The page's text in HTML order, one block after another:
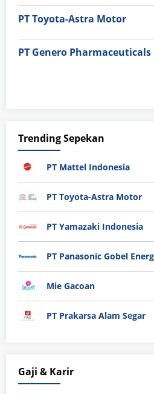
PT Toyota-Astra Motor
PT Genero Pharmaceuticals
Trending Sepekan
PT Mattel Indonesia
PT Toyota-Astra Motor
PT Yamazaki Indonesia
PT Panasonic Gobel
Mie Gacoan
PT Prakarsa Alam Segar
Gaji & Karir